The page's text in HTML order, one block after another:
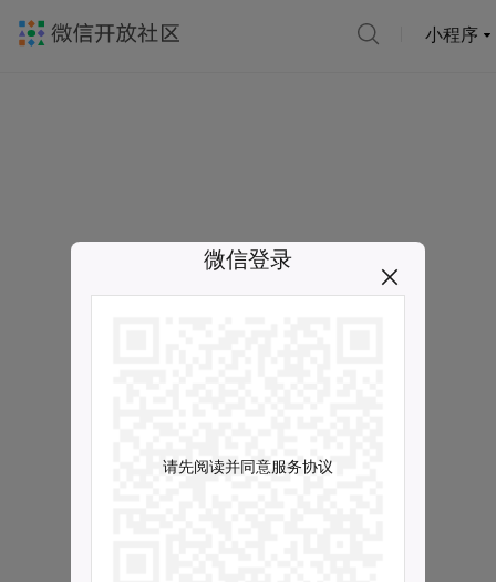
小程序
微信登录
请先阅读并同意服务协议